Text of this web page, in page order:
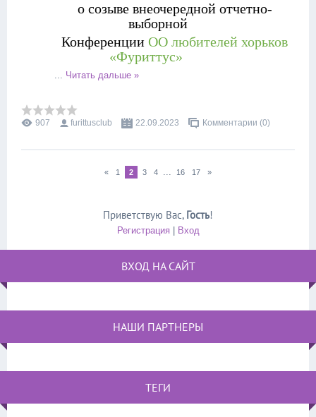
о созыве внеочередной отчетно-
выборной
КонференцииОО любителей хорьков
«Фуриттус»
... Читать дальше »
907 furittusclub 22.09.2023 Комментарии (0)
« 1 2 3 4 ... 16 17 »
Приветствую Вас, Гость!
Регистрация| Вход
ВХОД НА САЙТ
НАШИ ПАРТНЕРЫ
ТЕГИ